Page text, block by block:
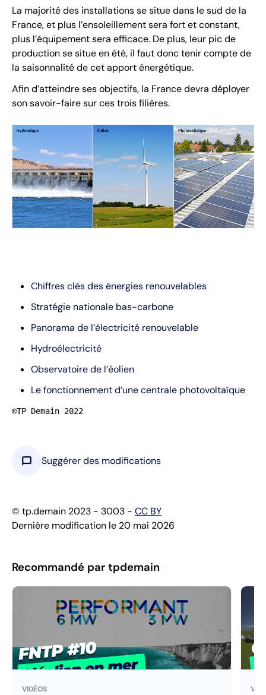
La majorité des installations se situe dans le sud de la
France, et plus l’ensoleillement sera fort et constant,
plus l’équipement sera efficace. De plus, leur pic de
production se situe en été, il faut donc tenir compte de
la saisonnalité de cet apport énergétique.
Afin d’atteindre ses objectifs, la France devra déployer
son savoir-faire sur ces trois filières.
Chiffres clés des énergies renouvelables
Stratégie nationale bas-carbone
Panorama de l’électricité renouvelable
Hydroélectricité
Observatoire de l’éolien
Le fonctionnement d’une centrale photovoltaïque
©TP Demain 2022
chat_bubble Suggérer des modifications
© tp.demain 2023 - 3003 - CC BY
Dernière modification le 20 mai 2026
Recommandé par tpdemain
VIDÉOS